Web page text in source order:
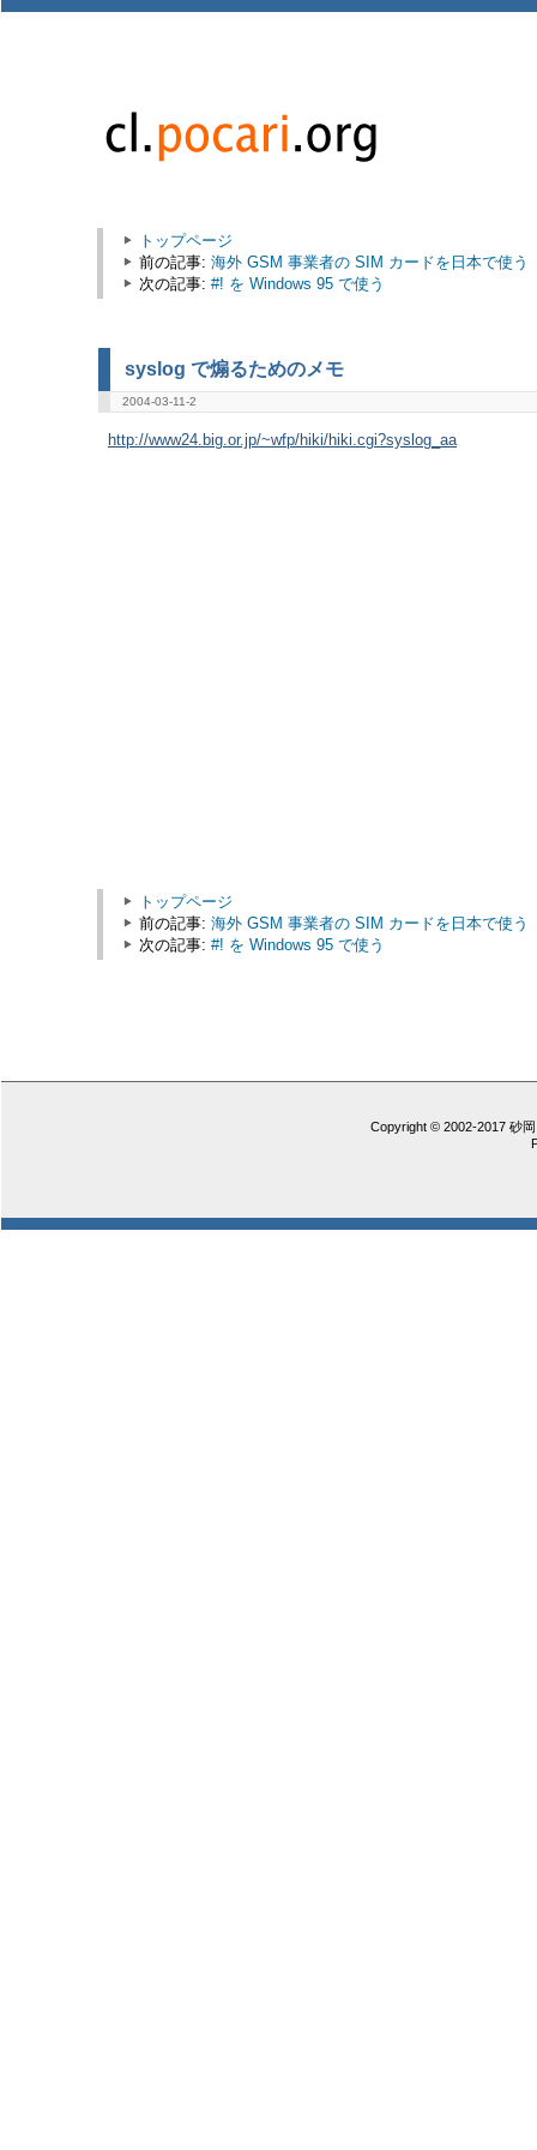
トップページ
前の記事: 海外 GSM 事業者の SIM カードを日本で使う
次の記事: #! を Windows 95 で使う
syslog で煽るためのメモ
2004-03-11-2
http://www24.big.or.jp/~wfp/hiki/hiki.cgi?syslog_aa
トップページ
前の記事: 海外 GSM 事業者の SIM カードを日本で使う
次の記事: #! を Windows 95 で使う
Copyright © 2002-2017 砂